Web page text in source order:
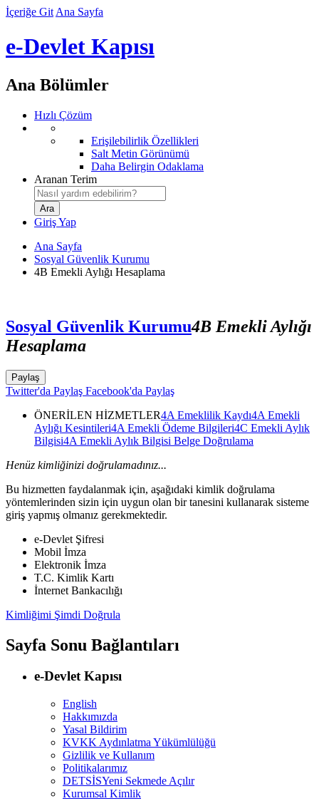
İçeriğe Git Ana Sayfa
e-Devlet Kapısı
Ana Bölümler
Hızlı Çözüm
Erişilebilirlik Özellikleri
Salt Metin Görünümü
Daha Belirgin Odaklama
Aranan Terim
Giriş Yap
Ana Sayfa
Sosyal Güvenlik Kurumu
4B Emekli Aylığı Hesaplama
Sosyal Güvenlik Kurumu4B Emekli Aylığı
Hesaplama
Paylaş
Twitter'da Paylaş Facebook'da Paylaş
ÖNERİLEN HİZMETLER4A Emeklilik Kaydı4A Emekli
Aylığı Kesintileri4A Emekli Ödeme Bilgileri4C Emekli Aylık
Bilgisi4A Emekli Aylık Bilgisi Belge Doğrulama
Henüz kimliğinizi doğrulamadınız...
Bu hizmetten faydalanmak için, aşağıdaki kimlik doğrulama
yöntemlerinden sizin için uygun olan bir tanesini kullanarak sisteme
giriş yapmış olmanız gerekmektedir.
e-Devlet Şifresi
Mobil İmza
Elektronik İmza
T.C. Kimlik Kartı
İnternet Bankacılığı
Kimliğimi Şimdi Doğrula
Sayfa Sonu Bağlantıları
e-Devlet Kapısı
English
Hakkımızda
Yasal Bildirim
KVKK Aydınlatma Yükümlülüğü
Gizlilik ve Kullanım
Politikalarımız
DETSİSYeni Sekmede Açılır
Kurumsal Kimlik